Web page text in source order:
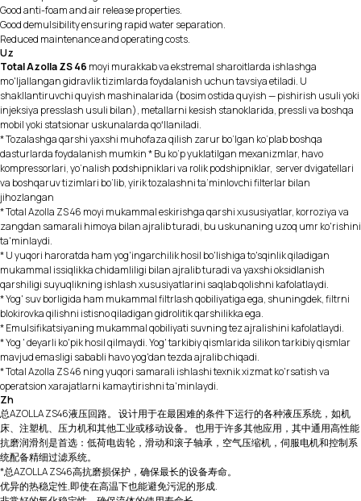
Good anti-foam and air release properties.
Good demulsibility ensuring rapid water separation.
Reduced maintenance and operating costs.
Uz
Total Azolla ZS 46 moyi murakkab va ekstremal sharoitlarda ishlashga
mo'ljallangan gidravlik tizimlarda foydalanish uchun tavsiya etiladi. U
shakllantiruvchi quyish mashinalarida (bosim ostida quyish — pishirish usuli yoki
injeksiya presslash usuli bilan), metallarni kesish stanoklarida, pressli va boshqa
mobil yoki statsionar uskunalarda qoʻllaniladi.
* Tozalashga qarshi yaxshi muhofaza qilish zarur bo‘lgan ko‘plab boshqa
dasturlarda foydalanish mumkin * Bu ko‘p yuklatilgan mexanizmlar, havo
kompressorlari, yo‘nalish podshipniklari va rolik podshipniklar, server dvigatellari
va boshqaruv tizimlari bo‘lib, yirik tozalashni ta’minlovchi filterlar bilan
jihozlangan
* Total Azolla ZS 46 moyi mukammal eskirishga qarshi xususiyatlar, korroziya va
zangdan samarali himoya bilan ajralib turadi, bu uskunaning uzoq umr ko'rishini
ta'minlaydi.
* U yuqori haroratda ham yog'ingarchilik hosil bo'lishiga to'sqinlik qiladigan
mukammal issiqlikka chidamliligi bilan ajralib turadi va yaxshi oksidlanish
qarshiligi suyuqlikning ishlash xususiyatlarini saqlab qolishni kafolatlaydi.
* Yog' suv borligida ham mukammal filtrlash qobiliyatiga ega, shuningdek, filtrni
blokirovka qilishni istisno qiladigan gidrolitik qarshilikka ega.
* Emulsifikatsiyaning mukammal qobiliyati suvning tez ajralishini kafolatlaydi.
* Yog ' deyarli ko'pik hosil qilmaydi. Yog' tarkibiy qismlarida silikon tarkibiy qismlar
mavjud emasligi sababli havo yog'dan tezda ajralib chiqadi.
* Total Azolla ZS 46 ning yuqori samarali ishlashi texnik xizmat ko'rsatish va
operatsion xarajatlarni kamaytirishni ta'minlaydi.
Zh
总AZOLLA ZS46液压回路。 设计用于在最困难的条件下运行的各种液压系统，如机
床、注塑机、压力机和其他工业或移动设备。 也用于许多其他应用，其中通用高性能
抗磨润滑剂是首选：低荷电齿轮，滑动和滚子轴承，空气压缩机，伺服电机和控制系
统配备精细过滤系统。
*总AZOLLA ZS46高抗磨损保护，确保最长的设备寿命。
优异的热稳定性,即使在高温下也能避免污泥的形成.